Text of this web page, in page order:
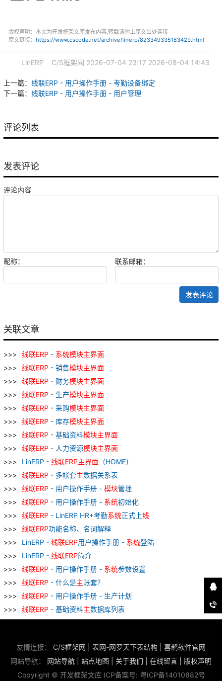
版权声明：本文为开发框架文库发布内容,转载请附上原文出处连接
原文链接： https://www.cscode.net/archive/linerp/823349335183429.html
LinERP C/S框架网 2026-07-04 23:17 2026-08-04 14:43
上一篇： 线联ERP - 用户操作手册 - 考勤设备绑定
下一篇： 线联ERP - 用户操作手册 - 用户管理
评论列表
发表评论
评论内容
昵称： 联系邮箱：
发表评论
关联文章
线联ERP - 系统模块主界面
线联ERP - 销售模块主界面
线联ERP - 财务模块主界面
线联ERP - 生产模块主界面
线联ERP - 采购模块主界面
线联ERP - 库存模块主界面
线联ERP - 基础资料模块主界面
线联ERP - 人力资源模块主界面
LinERP - 线联ERP主界面 （HOME）
线联ERP - 多帐套主数据关系表
线联ERP - 用户操作手册 - 模块管理
线联ERP - 用户操作手册 - 系统初始化
线联ERP - LinERP HR+考勤系统正式上线
线联ERP功能名称、名词解释
LinERP - 线联ERP用户操作手册 - 系统登陆
LinERP - 线联ERP简介
线联ERP - 用户操作手册 - 系统参数设置
线联ERP - 什么是主账套？
线联ERP - 用户操作手册 - 生产计划
线联ERP - 基础资料主数据库列表
友情连接： C/S框架网 表网-网罗天下表结构
喜鹊软件官网
网站导航：
网站导航 站点地图 关于我们 在线留言
版权声明
Copyright © 开发框架文库 ICP备案号: 粤ICP备14010882号